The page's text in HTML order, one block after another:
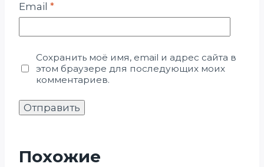
Email *
Сохранить моё имя, email и адрес сайта в
этом браузере для последующих моих
комментариев.
Похожие